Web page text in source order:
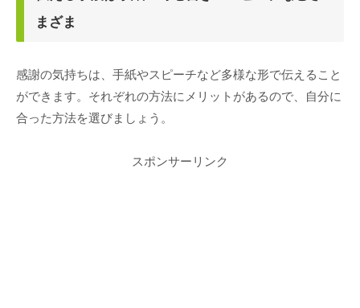
まざま
感謝の気持ちは、手紙やスピーチなど多様な形で伝えること
ができます。それぞれの方法にメリットがあるので、自分に
合った方法を選びましょう。
スポンサーリンク